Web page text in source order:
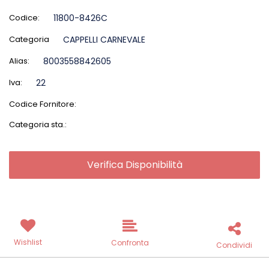
Codice: 11800-8426C
Categoria CAPPELLI CARNEVALE
Alias: 8003558842605
Iva: 22
Codice Fornitore:
Categoria sta.:
Verifica Disponibilità
Wishlist Confronta Condividi